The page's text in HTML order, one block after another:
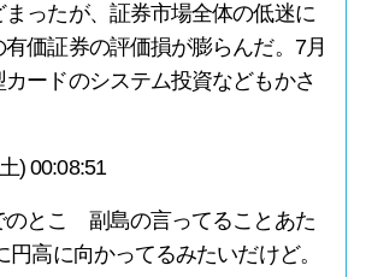
ったが、証券市場全体の低迷に
価証券の評価損が膨らんだ。7月
ードのシステム投資などもかさ
) 00:08:51
とこ 副島の言ってることあた
円高に向かってるみたいだけど。